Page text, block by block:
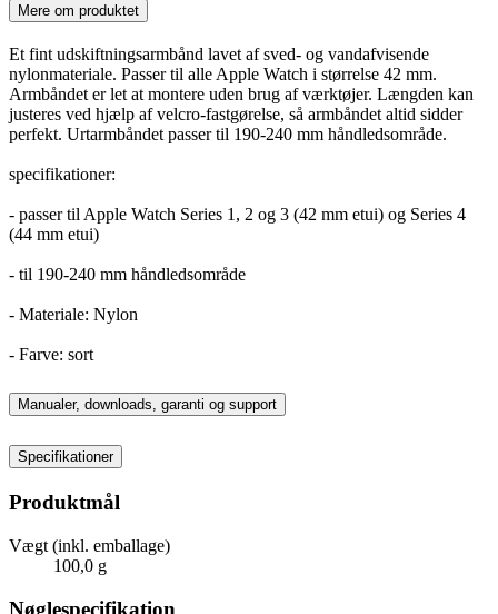
Mere om produktet
Et fint udskiftningsarmbånd lavet af sved- og vandafvisende
nylonmateriale. Passer til alle Apple Watch i størrelse 42 mm.
Armbåndet er let at montere uden brug af værktøjer. Længden kan
justeres ved hjælp af velcro-fastgørelse, så armbåndet altid sidder
perfekt. Urtarmbåndet passer til 190-240 mm håndledsområde.
specifikationer:
- passer til Apple Watch Series 1, 2 og 3 (42 mm etui) og Series 4
(44 mm etui)
- til 190-240 mm håndledsområde
- Materiale: Nylon
- Farve: sort
Manualer, downloads, garanti og support
Specifikationer
Produktmål
Vægt (inkl. emballage)
100,0 g
Nøglespecifikation